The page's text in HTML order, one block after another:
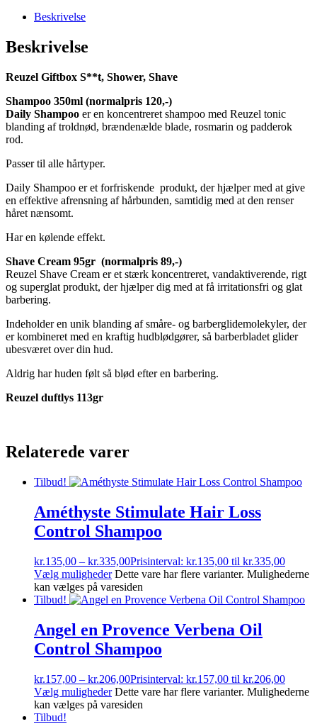
Beskrivelse
Beskrivelse
Reuzel Giftbox S**t, Shower, Shave
Shampoo 350ml (normalpris 120,-)
Daily Shampoo er en koncentreret shampoo med Reuzel tonic
blanding af troldnød, brændenælde blade, rosmarin og padderok
rod.
Passer til alle hårtyper.
Daily Shampoo er et forfriskende produkt, der hjælper med at give
en effektive afrensning af hårbunden, samtidig med at den renser
håret nænsomt.
Har en kølende effekt.
Shave Cream 95gr (normalpris 89,-)
Reuzel Shave Cream er et stærk koncentreret, vandaktiverende, rigt
og superglat produkt, der hjælper dig med at få irritationsfri og glat
barbering.
Indeholder en unik blanding af småre- og barberglidemolekyler, der
er kombineret med en kraftig hudblødgører, så barberbladet glider
ubesværet over din hud.
Aldrig har huden følt så blød efter en barbering.
Reuzel duftlys 113gr
Relaterede varer
Tilbud!
Améthyste Stimulate Hair Loss
Control Shampoo
kr.135,00 – kr.335,00Prisinterval: kr.135,00 til kr.335,00
Vælg muligheder Dette vare har flere varianter. Mulighederne
kan vælges på varesiden
Tilbud!
Angel en Provence Verbena Oil
Control Shampoo
kr.157,00 – kr.206,00Prisinterval: kr.157,00 til kr.206,00
Vælg muligheder Dette vare har flere varianter. Mulighederne
kan vælges på varesiden
Tilbud!